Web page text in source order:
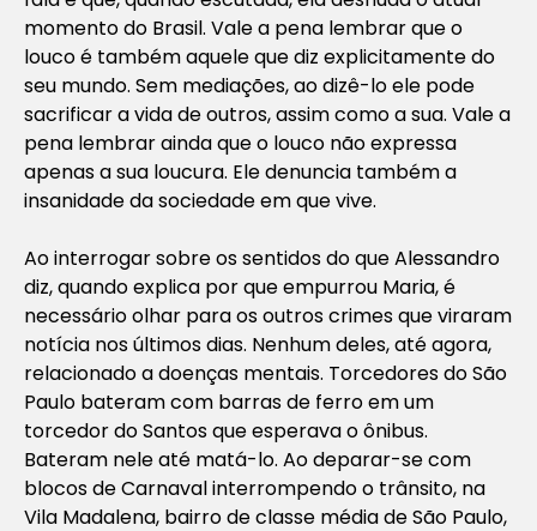
momento do Brasil. Vale a pena lembrar que o
louco é também aquele que diz explicitamente do
seu mundo. Sem mediações, ao dizê-lo ele pode
sacrificar a vida de outros, assim como a sua. Vale a
pena lembrar ainda que o louco não expressa
apenas a sua loucura. Ele denuncia também a
insanidade da sociedade em que vive.
Ao interrogar sobre os sentidos do que Alessandro
diz, quando explica por que empurrou Maria, é
necessário olhar para os outros crimes que viraram
notícia nos últimos dias. Nenhum deles, até agora,
relacionado a doenças mentais. Torcedores do São
Paulo bateram com barras de ferro em um
torcedor do Santos que esperava o ônibus.
Bateram nele até matá-lo. Ao deparar-se com
blocos de Carnaval interrompendo o trânsito, na
Vila Madalena, bairro de classe média de São Paulo,